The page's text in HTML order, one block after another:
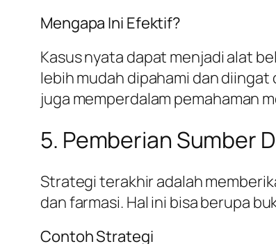
Mengapa Ini Efektif?
Kasus nyata dapat menjadi alat
lebih mudah dipahami dan
juga memperdalam pemahaman
5. Pemberian Sumber
Strategi terakhir adalah
dan farmasi. Hal ini bisa berupa
Contoh Strategi